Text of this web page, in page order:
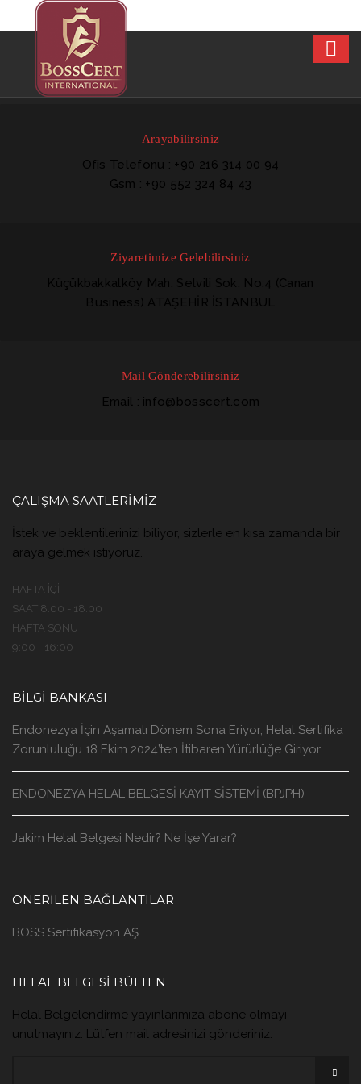
Arayabilirsiniz
Ofis Telefonu : +90 216 314 00 94
Gsm : +90 552 324 84 43
Ziyaretimize Gelebilirsiniz
Küçükbakkalköy Mah. Selvili Sok. No:4 (Canan
Business) ATAŞEHİR İSTANBUL
Mail Gönderebilirsiniz
Email : info@bosscert.com
ÇALIŞMA SAATLERIMIZ
İstek ve beklentilerinizi biliyor, sizlerle en kısa zamanda bir
araya gelmek istiyoruz.
HAFTA İÇI
SAAT 8:00 - 18:00
HAFTA SONU
9:00 - 16:00
BILGI BANKASI
Endonezya İçin Aşamalı Dönem Sona Eriyor, Helal Sertifika
Zorunluluğu 18 Ekim 2024’ten İtibaren Yürürlüğe Giriyor
ENDONEZYA HELAL BELGESİ KAYIT SİSTEMİ (BPJPH)
Jakim Helal Belgesi Nedir? Ne İşe Yarar?
ÖNERILEN BAĞLANTILAR
BOSS Sertifikasyon AŞ.
HELAL BELGESİ BÜLTEN
Helal Belgelendirme yayınlarımıza abone olmayı
unutmayınız. Lütfen mail adresinizi gönderiniz.